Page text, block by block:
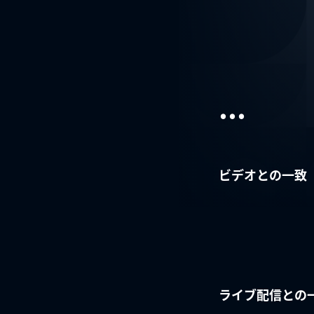
...
ビデオとの一致
ライブ配信との